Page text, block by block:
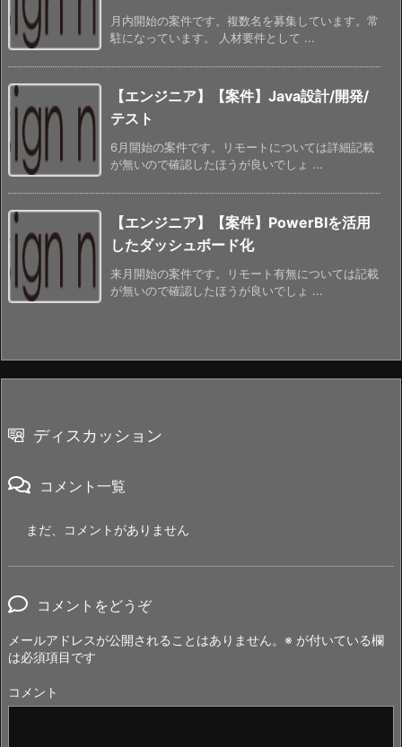
月内開始の案件です。複数名を募集しています。常
駐になっています。 人材要件として ...
【エンジニア】【案件】Java設計/開発/
テスト
6月開始の案件です。リモートについては詳細記載
が無いので確認したほうが良いでしょ ...
【エンジニア】【案件】PowerBIを活用
したダッシュボード化
来月開始の案件です。リモート有無については記載
が無いので確認したほうが良いでしょ ...
ディスカッション
コメント一覧
まだ、コメントがありません
コメントをどうぞ
メールアドレスが公開されることはありません。 ※ が付いている欄
は必須項目です
コメント